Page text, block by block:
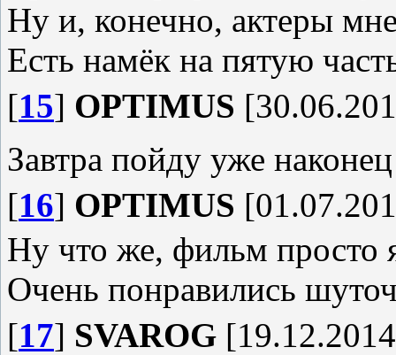
Ну и, конечно, актеры
Есть намёк на пятую
[15] OPTIMUS
Завтра пойду уже
[16] OPTIMUS
Ну что же, фильм просто
Очень понравились
[17] SVAROG